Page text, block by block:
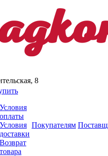
8
Условия
оплаты
Условия
доставки
Возврат
товара
Покупателям